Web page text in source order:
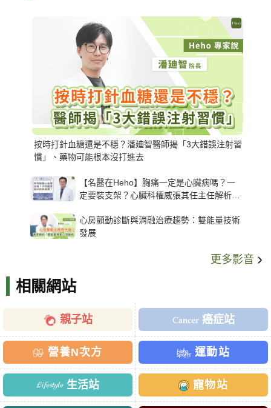
按時打針血糖還是不穩？潘廸智醫師揭「3大錯誤注射習
慣」、藥物可能根本沒打進去
【名醫在Heho】胸痛一定是心臟病嗎？一
定要裝支架？心臟科權威張其任主任解析支
心房顫動診斷與消融治療趨勢：雙能量技術
發展
更多影音
相關網站
親子站 癌症站
營養N次方 運動站
生活站 寵物站